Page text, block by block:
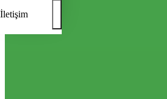
İletişim
Türkiye’nin gündemini belirleyen haber
Tarafsız, dinamik ve derinlemesine
okuyucularına güncel gelişmelerin
bir yelpazede sunduğu haberlerle, hem
neler olup bittiğini anında öğrenin.